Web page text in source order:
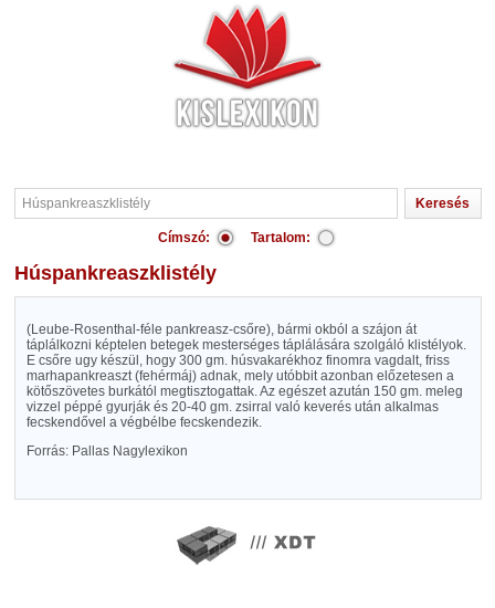
Címszó: Tartalom:
Húspankreaszklistély
(Leube-Rosenthal-féle pankreasz-csőre), bármi okból a szájon át
táplálkozni képtelen betegek mesterséges táplálására szolgáló klistélyok.
E csőre ugy készül, hogy 300 gm. húsvakarékhoz finomra vagdalt, friss
marhapankreaszt (fehérmáj) adnak, mely utóbbit azonban előzetesen a
kötőszövetes burkától megtisztogattak. Az egészet azután 150 gm. meleg
vizzel péppé gyurják és 20-40 gm. zsirral való keverés után alkalmas
fecskendővel a végbélbe fecskendezik.
Forrás: Pallas Nagylexikon